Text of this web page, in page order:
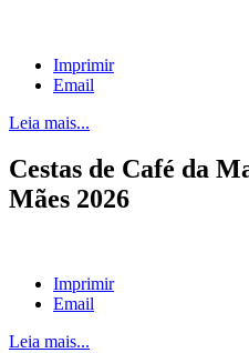
Imprimir
Email
Leia mais...
Cestas de Café da
Mães 2026
Imprimir
Email
Leia mais...